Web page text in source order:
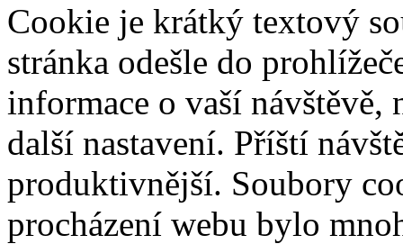
Cookie je krátký textový
stránka odešle do
informace o vaší
další nastavení. Příští
produktivnější. Soubory
procházení webu bylo